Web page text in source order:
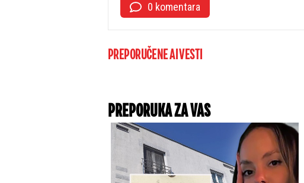
0 komentara
PREPORUČENE AI VESTI
PREPORUKA ZA VAS